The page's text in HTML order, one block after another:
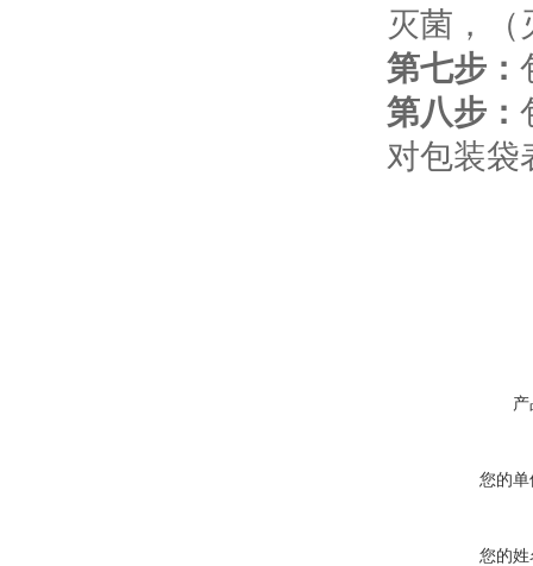
灭菌，（
第七步：
第八步：
对包装袋
您的单
您的姓